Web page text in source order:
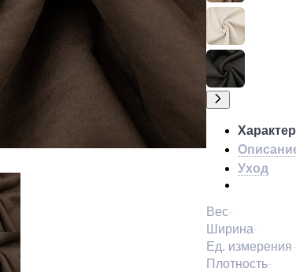
Уход
Вес
Ширина
Ед. измерения
Плотность